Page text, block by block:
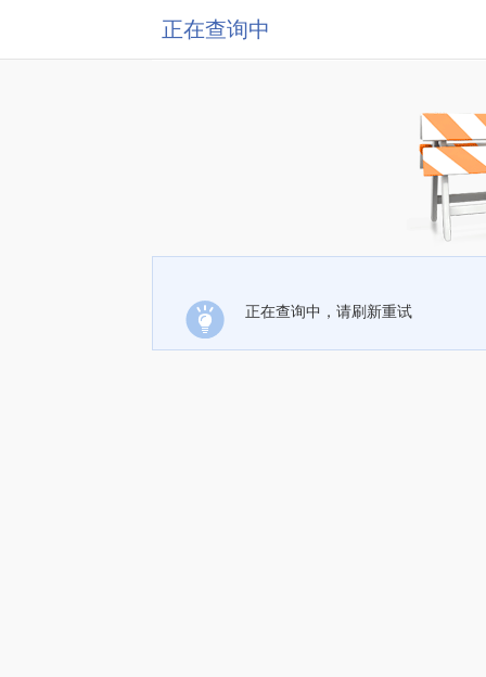
正在查询中
正在查询中，请刷新重试